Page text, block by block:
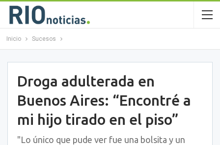
Inicio Sucesos
Droga adulterada en
Buenos Aires: “Encontré a
mi hijo tirado en el piso”
"Lo único que pude ver fue una bolsita y un